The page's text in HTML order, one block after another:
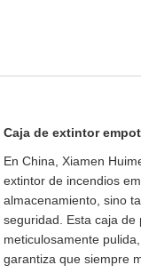
Caja de extintor
En China, Xiamen
extintor de incendios
almacenamiento, sino
seguridad. Esta caja
meticulosamente
garantiza que siempre